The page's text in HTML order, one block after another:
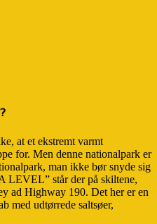
at et ekstremt varmt
for. Men denne nationalpark er
man ikke bør snyde sig
LEVEL” står der på skiltene,
ad Highway 190. Det her er en
med udtørrede saltsøer,